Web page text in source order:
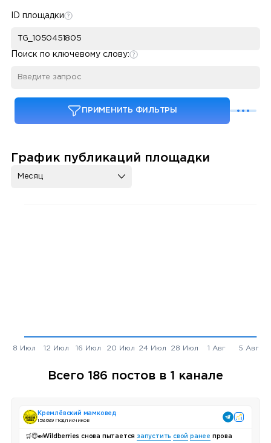
ID площадки
Поиск по ключевому слову:
ПРИМЕНИТЬ ФИЛЬТРЫ
График публикаций площадки
Месяц
Всего 186 постов в 1 канале
Кремлёвский мамковед
158 689 Подписчиков
🛒😇🍛Wildberries снова пытается запустить свой ранее прова